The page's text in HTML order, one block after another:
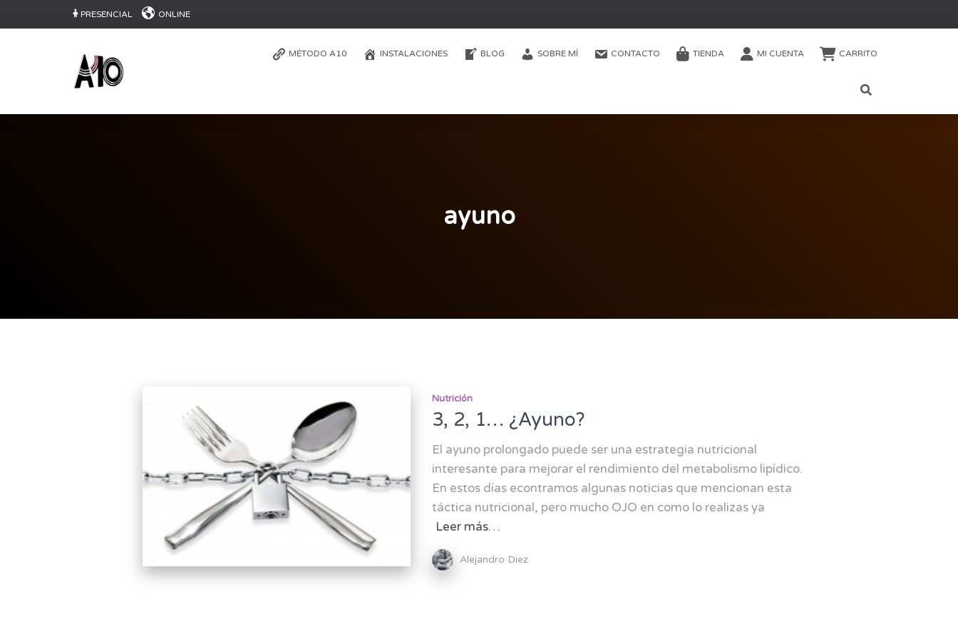
PRESENCIAL ONLINE
MÉTODO A10 INSTALACIONES BLOG SOBRE MÍ CONTACTO TIENDA MI CUENTA CARRITO
ayuno
Nutrición
3, 2, 1… ¿Ayuno?
El ayuno prolongado puede ser una estrategia nutricional
interesante para mejorar el rendimiento del metabolismo lipídico.
En estos días econtramos algunas noticias que mencionan esta
táctica nutricional, pero mucho OJO en como lo realizas ya
Leer más…
Alejandro Diez